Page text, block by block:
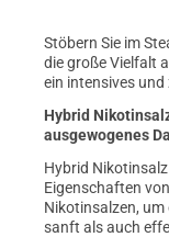
Stöbern Sie im
die große Vielfalt
ein intensives
Hybrid
ausgewogenes
Hybrid
Eigenschaften
Nikotinsalzen, um
sanft als auch